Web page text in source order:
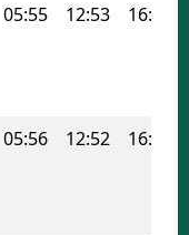
05:55 12:53 16:37
05:56 12:52 16:37